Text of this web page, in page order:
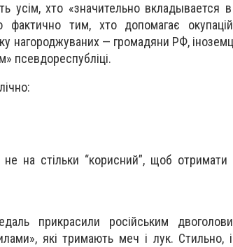
усім, хто «значительно вкладывается
тим, хто допомагає
нагороджуваних — громадяни РФ,
псевдореспубліці.
на стільки “корисний”, щоб отримати
прикрасили російським
які тримають меч і лук. Стильно,